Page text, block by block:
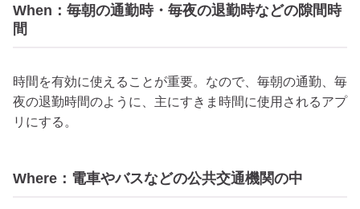
When：毎朝の通勤時・毎夜の退勤時などの隙間時
間
時間を有効に使えることが重要。なので、毎朝の通勤、毎
夜の退勤時間のように、主にすきま時間に使用されるアプ
リにする。
Where：電車やバスなどの公共交通機関の中